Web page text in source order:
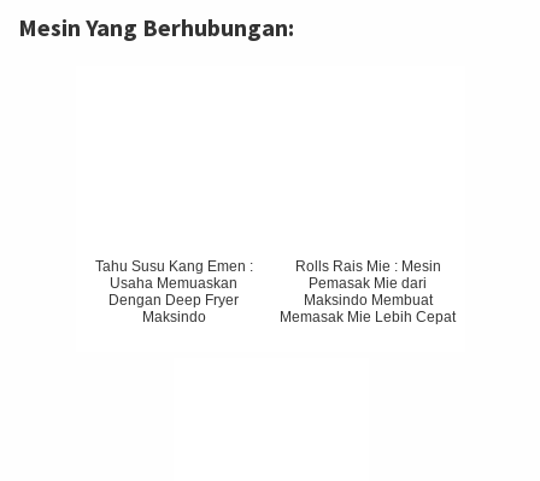
Mesin Yang Berhubungan:
Tahu Susu Kang Emen :
Usaha Memuaskan
Dengan Deep Fryer
Maksindo
Rolls Rais Mie : Mesin
Pemasak Mie dari
Maksindo Membuat
Memasak Mie Lebih Cepat